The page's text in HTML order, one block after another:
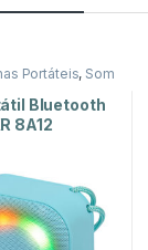
Portáteis, Som
Bluetooth
8A12